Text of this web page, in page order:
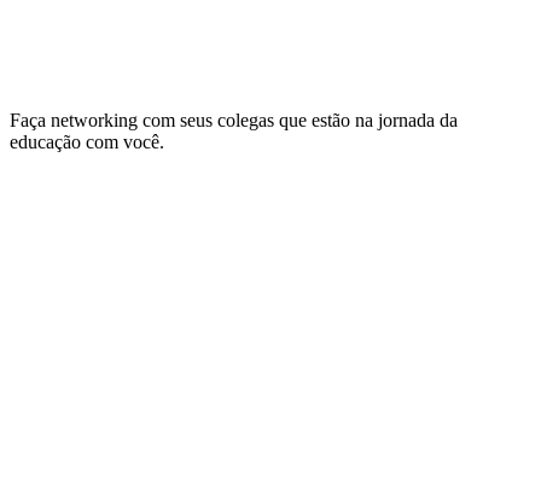
Faça networking com seus colegas que estão na jornada da
educação com você.